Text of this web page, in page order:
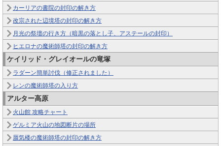
カーリアの書院の封印の解き方
改宗された辺境塔の封印の解き方
月光の祭壇の行き方（暗黒の落とし子、アステールの封印）
ヒエロナの魔術師塔の封印の解き方
ケイリッド・グレイオールの竜塚
ラダーン簡単討伐（修正されました）
レンの魔術師塔の入り方
アルター高原
火山館 攻略チャート
ゲルミア火山の地図断片の場所
蜃気楼の魔術師塔の封印の解き方